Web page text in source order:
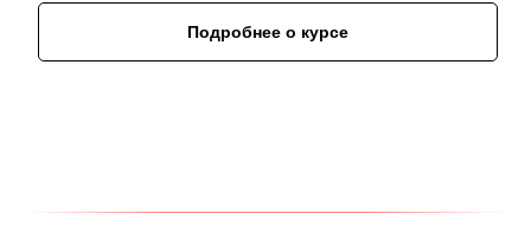
Подробнее о курсе